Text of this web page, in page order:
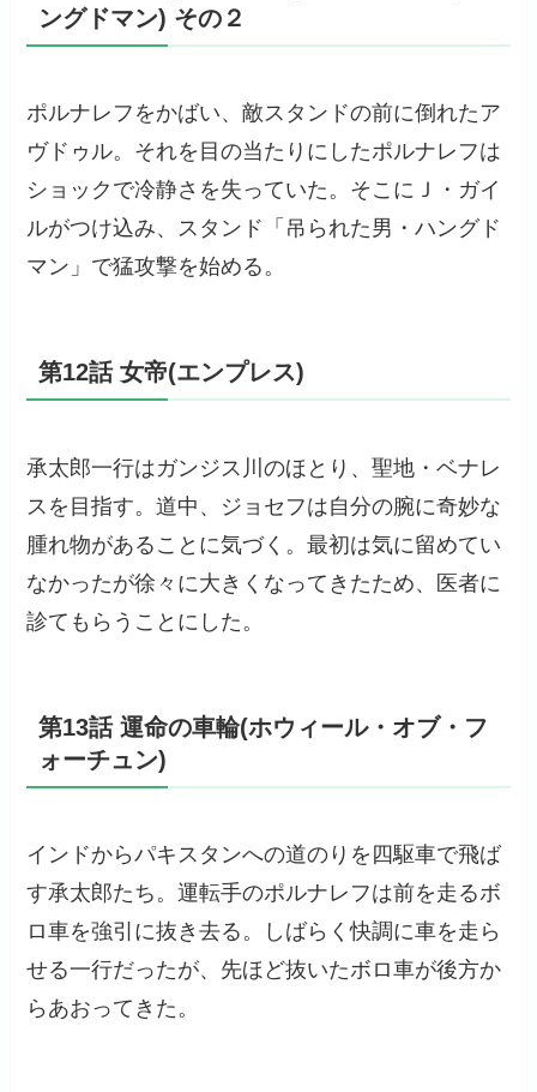
ングドマン) その２
ポルナレフをかばい、敵スタンドの前に倒れたア
ヴドゥル。それを目の当たりにしたポルナレフは
ショックで冷静さを失っていた。そこにＪ・ガイ
ルがつけ込み、スタンド「吊られた男・ハングド
マン」で猛攻撃を始める。
第12話 女帝(エンプレス)
承太郎一行はガンジス川のほとり、聖地・ベナレ
スを目指す。道中、ジョセフは自分の腕に奇妙な
腫れ物があることに気づく。最初は気に留めてい
なかったが徐々に大きくなってきたため、医者に
診てもらうことにした。
第13話 運命の車輪(ホウィール・オブ・フ
ォーチュン)
インドからパキスタンへの道のりを四駆車で飛ば
す承太郎たち。運転手のポルナレフは前を走るボ
ロ車を強引に抜き去る。しばらく快調に車を走ら
せる一行だったが、先ほど抜いたボロ車が後方か
らあおってきた。